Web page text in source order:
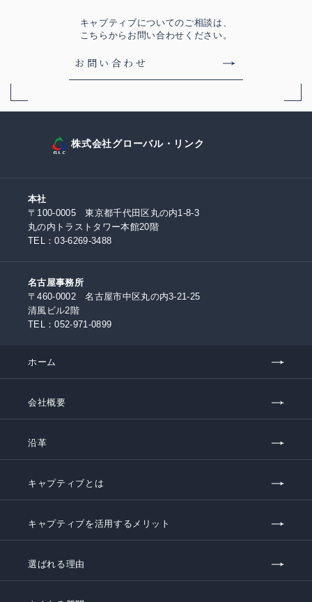
キャプティブについてのご相談は、
こちらからお問い合わせください。
お問い合わせ
株式会社グローバル・リンク
本社
〒100-0005 東京都千代田区丸の内1-8-3
丸の内トラストタワー本館20階
TEL：03-6269-3488
名古屋事務所
〒460-0002 名古屋市中区丸の内3-21-25
清風ビル2階
TEL：052-971-0899
ホーム
会社概要
沿革
キャプティブとは
キャプティブを活用するメリット
選ばれる理由